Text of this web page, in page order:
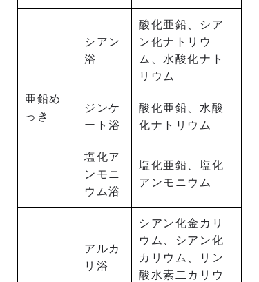
亜鉛め
っき
シアン
浴
酸化亜鉛、シア
ン化ナトリウ
ム、水酸化ナト
リウム
ジンケ
ート浴
酸化亜鉛、水酸
化ナトリウム
塩化ア
ンモニ
ウム浴
塩化亜鉛、塩化
アンモニウム
アルカ
リ浴
シアン化金カリ
ウム、シアン化
カリウム、リン
酸水素二カリウ